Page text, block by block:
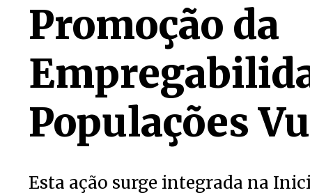
Promoção da
Populações
Esta ação surge integrada na